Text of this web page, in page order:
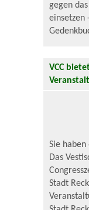
gegen
einsetzen
VCC
Sie
Das
Stadt